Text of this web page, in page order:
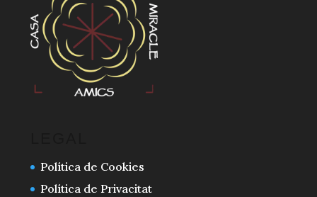
Política de Cookies
Política de Privacitat